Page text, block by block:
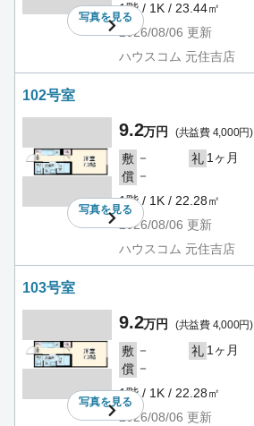
写真を見る
1階 / 1K / 23.44㎡
2026/08/06 更新
ハウスコム 元住吉店
102号室
写真を見る
9.2万円 (共益費 4,000円)
敷 － 礼 1ヶ月
償 －
1階 / 1K / 22.28㎡
2026/08/06 更新
ハウスコム 元住吉店
103号室
写真を見る
9.2万円 (共益費 4,000円)
敷 － 礼 1ヶ月
償 －
1階 / 1K / 22.28㎡
2026/08/06 更新